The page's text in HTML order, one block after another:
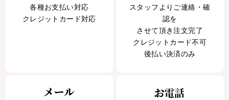
各種お支払い対応
クレジットカード対応
スタッフよりご連絡・確
認を
させて頂き注文完了
クレジットカード不可
後払い決済のみ